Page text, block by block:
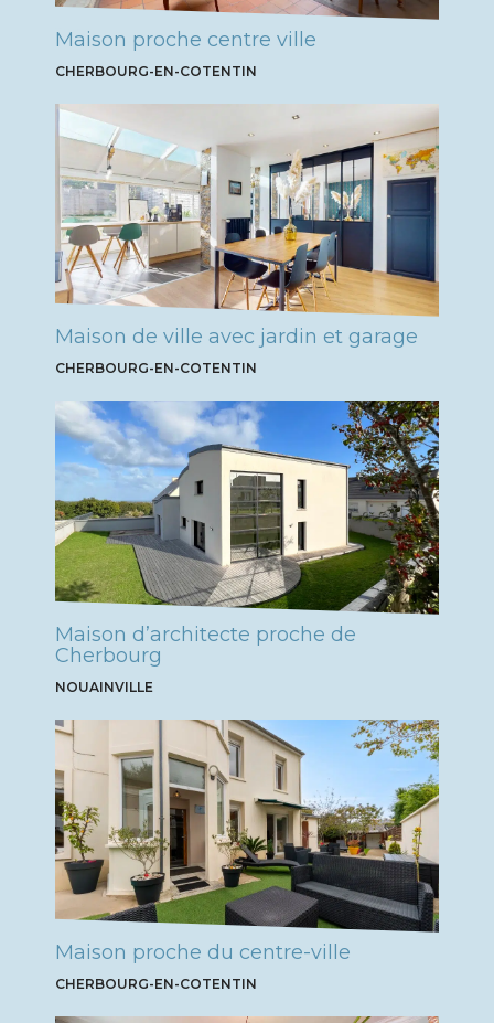
Maison proche centre ville
CHERBOURG-EN-COTENTIN
Maison de ville avec jardin et garage
CHERBOURG-EN-COTENTIN
Maison d’architecte proche de
Cherbourg
NOUAINVILLE
Maison proche du centre-ville
CHERBOURG-EN-COTENTIN